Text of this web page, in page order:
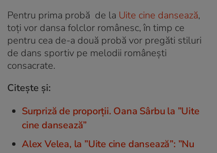
Pentru prima probă de la Uite cine dansează,
toți vor dansa folclor românesc, în timp ce
pentru cea de-a două probă vor pregăti stiluri
de dans sportiv pe melodii românești
consacrate.
Citește și:
Surpriză de proporții. Oana Sârbu la ”Uite
cine dansează”
Alex Velea, la ”Uite cine dansează”: ”Nu